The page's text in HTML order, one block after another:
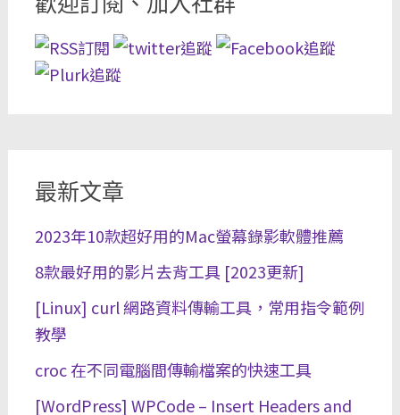
最新文章
2023年10款超好用的Mac螢幕錄影軟體推薦
8款最好用的影片去背工具 [2023更新]
[Linux] curl 網路資料傳輸工具，常用指令範例
教學
croc 在不同電腦間傳輸檔案的快速工具
[WordPress] WPCode – Insert Headers and